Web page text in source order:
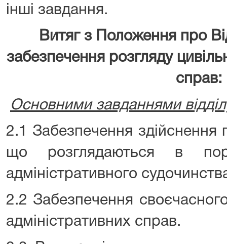
інші завдання.
Витяг з Положення про
забезпечення розгляду
справ:
Основними завданнями
2.1 Забезпечення здійснення
що розглядаються в
адміністративного
2.2 Забезпечення
адміністративних справ.